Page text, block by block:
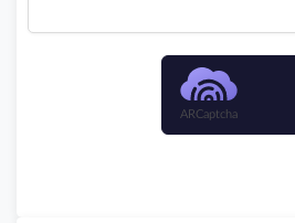
ARCaptcha